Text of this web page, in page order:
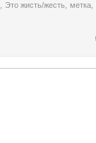
Это жисть/жесть метка